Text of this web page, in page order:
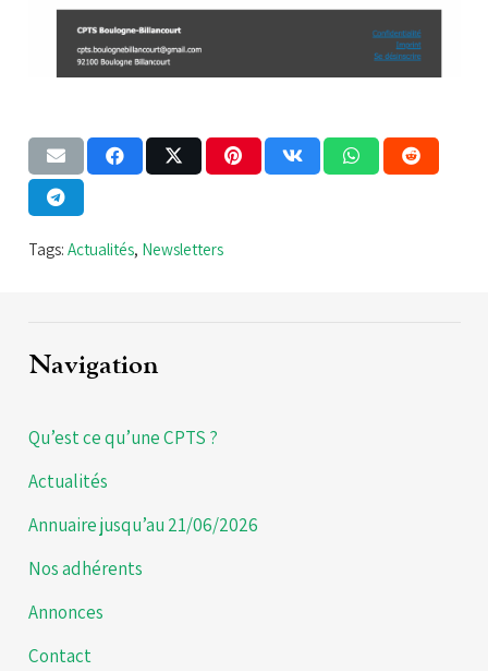
Tags: Actualités, Newsletters
Navigation
Qu’est ce qu’une CPTS ?
Actualités
Annuaire jusqu’au 21/06/2026
Nos adhérents
Annonces
Contact